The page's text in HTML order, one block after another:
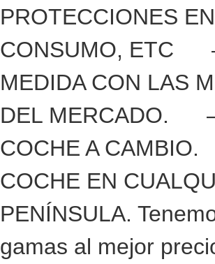
PROTECCIONES
CONSUMO, ETC
MEDIDA CON LAS
DEL MERCADO. –
COCHE A
COCHE EN
PENÍNSULA.
gamas al mejor